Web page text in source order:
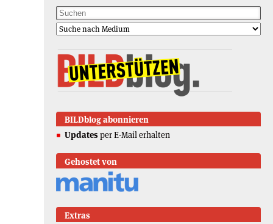
BILDblog abonnieren
Updates per E-Mail erhalten
Gehostet von
Extras